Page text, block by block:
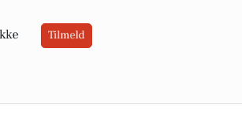
Tilmeld